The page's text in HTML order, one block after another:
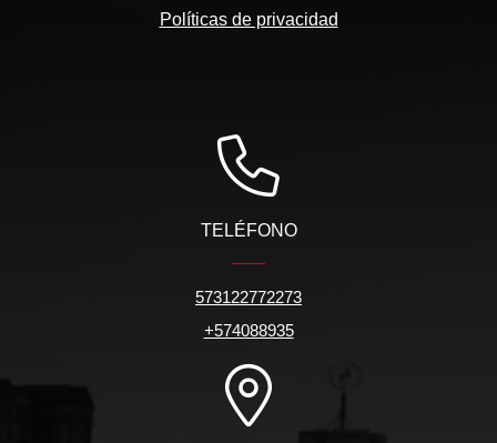
Políticas de privacidad
TELÉFONO
573122772273
+574088935